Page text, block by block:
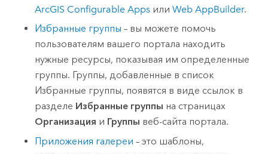
ArcGIS Configurable Apps илиWeb AppBuilder.
Избранные группы – вы можете помочь
пользователям вашего портала находить
нужные ресурсы, показывая им определенные
группы. Группы, добавленные в список
Избранные группы, появятся в виде ссылок в
разделе Избранные группы на страницах
Организация и Группы веб-сайта портала.
Приложения галереи – это шаблоны,